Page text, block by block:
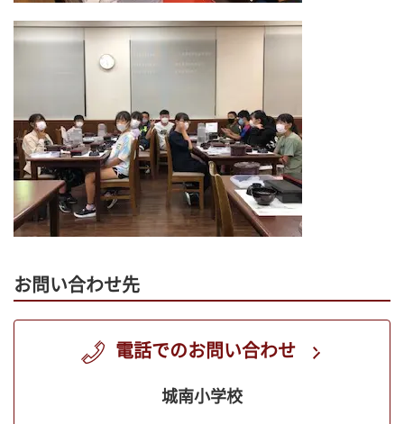
お問い合わせ先
電話でのお問い合わせ
城南小学校